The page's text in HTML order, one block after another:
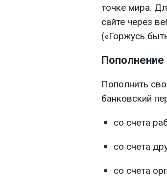
точке мира.
сайте через
(«Горжусь
Пополнение
Пополнить
банковский
со счета
со счета
со счета